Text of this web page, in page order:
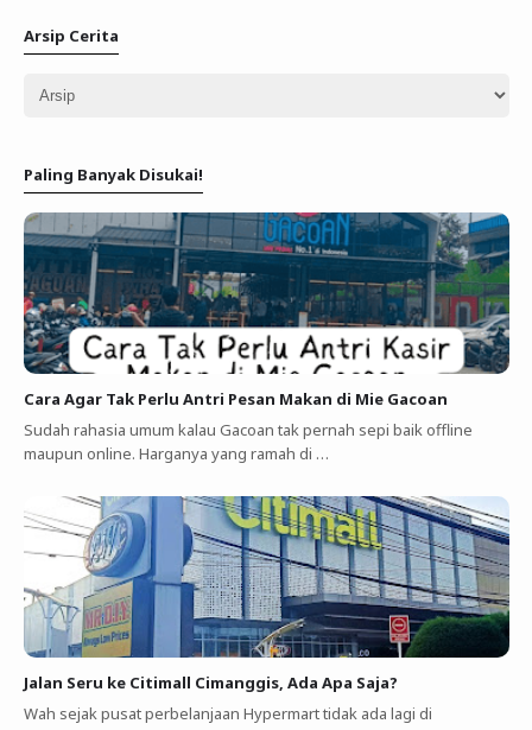
Arsip Cerita
Paling Banyak Disukai!
Cara Agar Tak Perlu Antri Pesan Makan di Mie Gacoan
Sudah rahasia umum kalau Gacoan tak pernah sepi baik offline
maupun online. Harganya yang ramah di …
Jalan Seru ke Citimall Cimanggis, Ada Apa Saja?
Wah sejak pusat perbelanjaan Hypermart tidak ada lagi di